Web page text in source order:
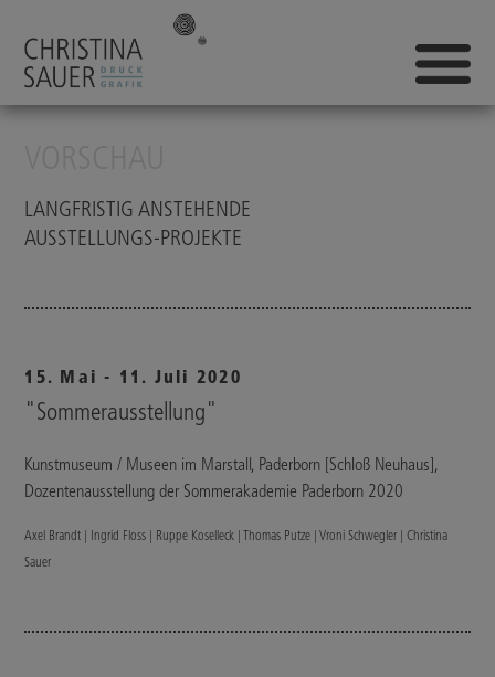
LANGFRISTIG ANSTEHENDE
AUSSTELLUNGS-PROJEKTE
15. Mai - 11. Juli 2020
"Sommerausstellung"
Kunstmuseum / Museen im Marstall, Paderborn [Schloß Neuhaus],
Dozentenausstellung der Sommerakademie Paderborn 2020
Axel Brandt | Ingrid Floss | Ruppe Koselleck | Thomas Putze | Vroni Schwegler | Christina
Sauer